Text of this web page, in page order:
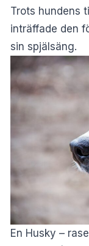
Trots hundens
inträffade den
sin spjälsäng.
En Husky –